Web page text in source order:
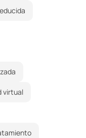
virtual